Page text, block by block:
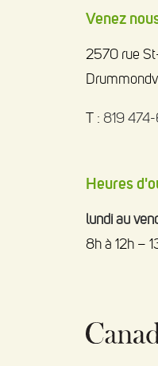
Venez
2570 rue
T : 819
Heures
lundi au
8h à 12h –